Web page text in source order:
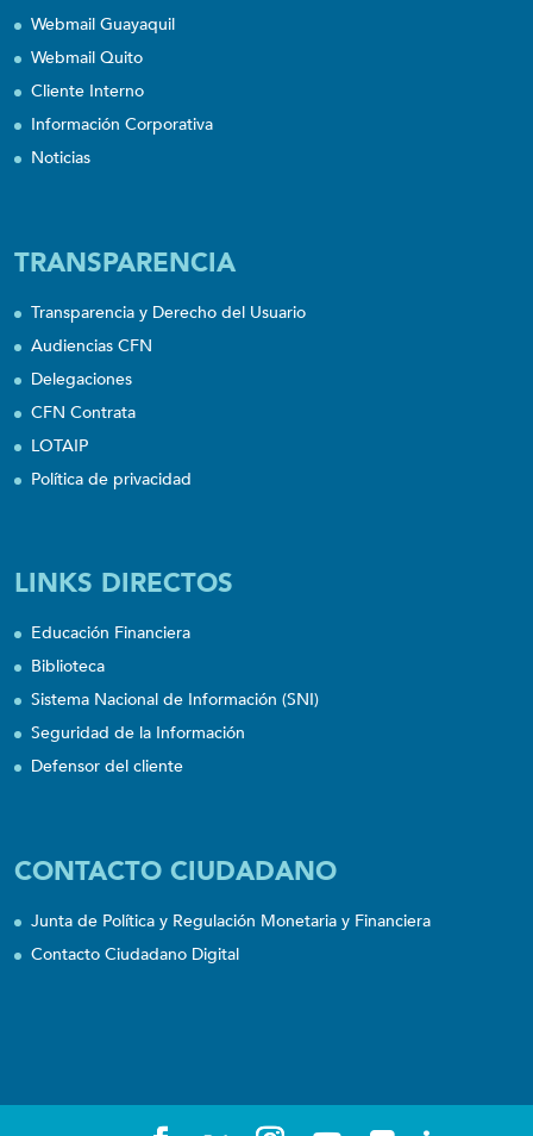
Webmail Guayaquil
Webmail Quito
Cliente Interno
Información Corporativa
Noticias
TRANSPARENCIA
Transparencia y Derecho del Usuario
Audiencias CFN
Delegaciones
CFN Contrata
LOTAIP
Política de privacidad
LINKS DIRECTOS
Educación Financiera
Biblioteca
Sistema Nacional de Información (SNI)
Seguridad de la Información
Defensor del cliente
CONTACTO CIUDADANO
Junta de Política y Regulación Monetaria y Financiera
Contacto Ciudadano Digital